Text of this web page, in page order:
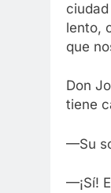
lento,
que
Don
tiene
—Su
—¡Sí!